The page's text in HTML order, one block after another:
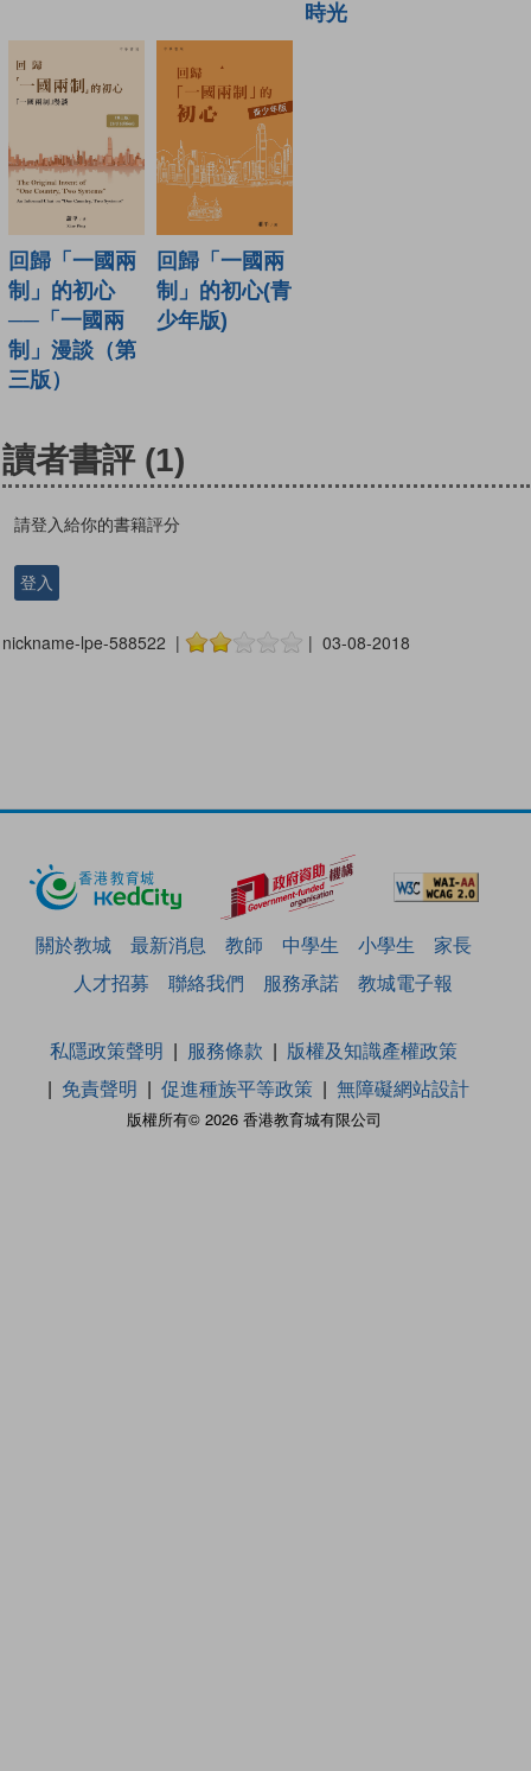
時光
回歸「一國兩
制」的初心
──「一國兩
制」漫談（第
三版）
回歸「一國兩
制」的初心(青
少年版)
讀者書評 (1)
請登入給你的書籍評分
登入
nickname-lpe-588522 | | 03-08-2018
關於教城 最新消息 教師 中學生 小學生
家長
人才招募
聯絡我們 服務承諾 教城電子報
版權所有© 2026 香港教育城有限公司
私隱政策聲明 服務條款
版權及知識產權政策
免責聲明
促進種族平等政策 無障礙網站設計